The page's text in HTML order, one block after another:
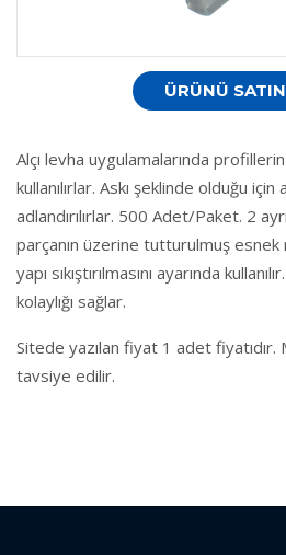
ÜRÜNÜ
Alçı levha uygulamalarında
kullanılırlar. Askı şeklinde olduğu için
adlandırılırlar. 500 Adet/Paket. 2
parçanın üzerine tutturulmuş
yapı sıkıştırılmasını ayarında
kolaylığı sağlar.
Sitede yazılan fiyat 1 adet fiyatıdır.
tavsiye edilir.